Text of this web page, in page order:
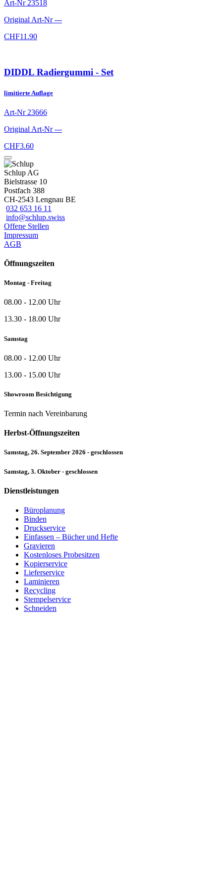
Art-Nr 23518
Original Art-Nr---
CHF11.90
DIDDL Radiergummi - Set
limitierte Auflage
Art-Nr 23666
Original Art-Nr---
CHF3.60
Schlup AG
Bielstrasse 10
Postfach 388
CH-2543 Lengnau BE
032 653 16 11
info@schlup.swiss
Offene Stellen
Impressum
AGB
Öffnungszeiten
Montag - Freitag
08.00 - 12.00 Uhr
13.30 - 18.00 Uhr
Samstag
08.00 - 12.00 Uhr
13.00 - 15.00 Uhr
Showroom Besichtigung
Termin nach Vereinbarung
Herbst-Öffnungszeiten
Samstag, 26. September 2026 - geschlossen
Samstag, 3. Oktober - geschlossen
Dienstleistungen
Büroplanung
Binden
Druckservice
Einfassen – Bücher und Hefte
Gravieren
Kostenloses Probesitzen
Kopierservice
Lieferservice
Laminieren
Recycling
Stempelservice
Schneiden